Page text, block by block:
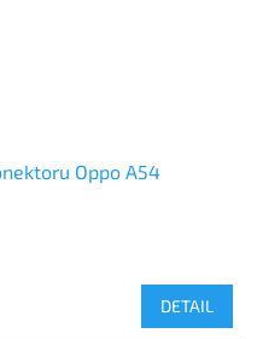
Oppo A54
DETAIL